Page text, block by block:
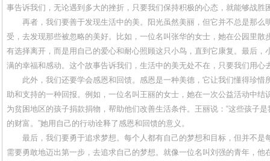
事告诉我们，无论遇到多大的挫折，只要我们保持积极的心态，就能够战胜
再者，我们要善于发现生活中的美。阳光虽然美丽，但它并不总是那么
受，去发现那些被忽略的美好。比如，一位名叫张华的女士，她在公园里散
有选择离开，而是用自己的爱心和耐心照顾这只小鸟，直到它康复。最后，
满的幸福和感动。这个故事告诉我们，生活中的美无处不在，只要我们用心
此外，我们还要学会感恩和回馈。感恩是一种美德，它让我们懂得珍惜
助和支持的一种回报。例如，一位名叫王丽的女士，她在一次公益活动中结
为贫困地区的孩子捐款捐物，帮助他们改善生活条件。王丽说：“这些孩子
的财富。”她用自己的行动诠释了感恩和回馈的意义。
最后，我们要勇于追求梦想。每个人都有自己的梦想和目标，但并不是
需要勇敢地迈出第一步，去追求自己的梦想。就像一位名叫刘强的青年，他